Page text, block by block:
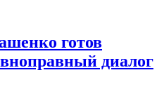
готов
диалог